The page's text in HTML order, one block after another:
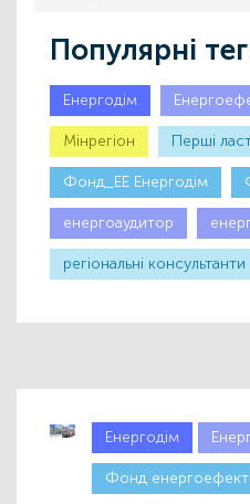
Енергодім
Фонд
Популярні
Енергодім
Мінрегіон Першi
Фонд_ЕЕ Енергодім
енергоаудитор
регіональні консультанти